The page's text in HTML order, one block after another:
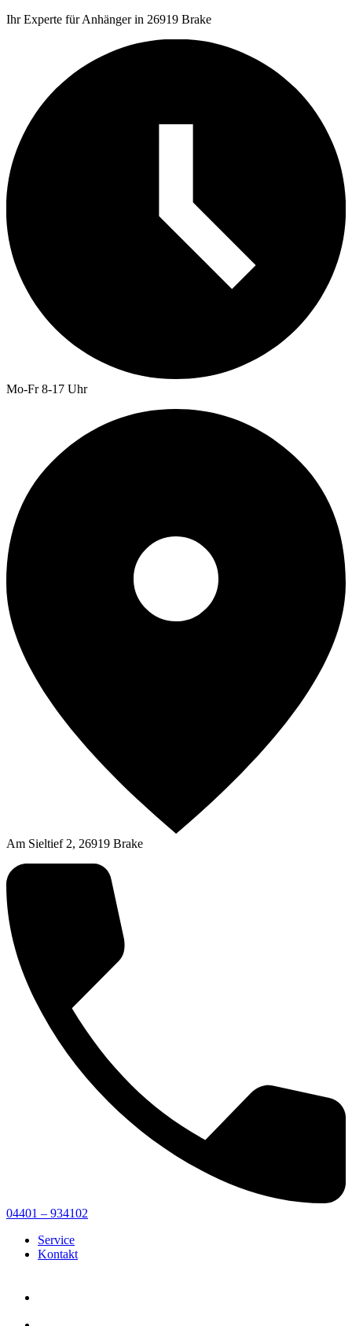
Ihr Experte für Anhänger in 26919 Brake
Mo-Fr 8-17 Uhr
Am Sieltief 2, 26919 Brake
04401 – 934102
Service
Kontakt